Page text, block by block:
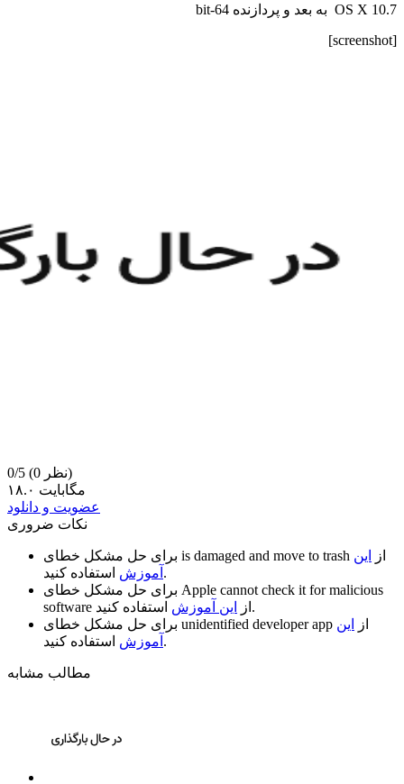
OS X 10.7 به بعد و پردازنده 64-bit
[screenshot]
0/5
(0 نظر)
۱۸.۰ مگابایت
عضویت و دانلود
نکات ضروری
is damaged and move to trash از
این
آموزش استفاده کنید.
Apple cannot check it for malicious
software
از این آموزش
استفاده کنید.
unidentified developer app از
این
آموزش استفاده کنید.
مطالب مشابه